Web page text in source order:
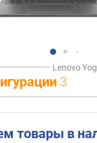
Lenovo
3
товары в